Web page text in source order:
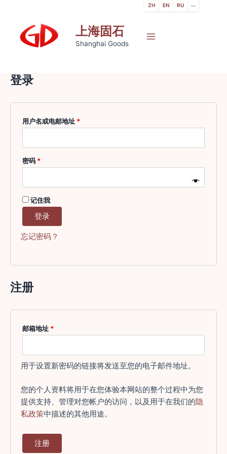
上海固石
Shanghai Goods
登录
用户名或电邮地址 *必
密码 *必
记住我
登录
忘记密码？
注册
邮箱地址 *必
用于设置新密码的链接将发送至您的电子邮件地址。
您的个人资料将用于在您体验本网站的整个过程中为您
提供支持、管理对您帐户的访问，以及用于在我们的隐
私政策中描述的其他用途。
注册
ZH EN RU ···